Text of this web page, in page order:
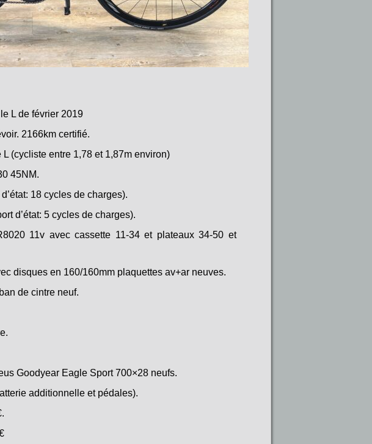
L de février 2019
2166km certifié.
(cycliste entre 1,78 et 1,87m environ)
45NM.
18 cycles de charges).
d’état: 5 cycles de charges).
11v avec cassette 11-34 et plateaux 34-50 et
disques en 160/160mm plaquettes av+ar neuves.
de cintre neuf.
Goodyear Eagle Sport 700×28 neufs.
additionnelle et pédales).